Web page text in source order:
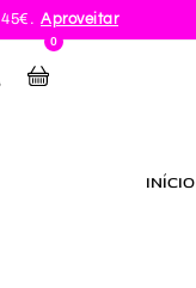
45€. Aproveitar
0
INÍCIO